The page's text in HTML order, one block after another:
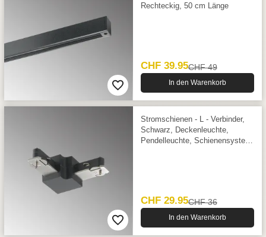
Rechteckig, 50 cm Länge
CHF 39.95CHF 49
In den Warenkorb
Stromschienen - L - Verbinder,
Schwarz, Deckenleuchte,
Pendelleuchte, Schienensystem,
CHF 29.95CHF 36
In den Warenkorb